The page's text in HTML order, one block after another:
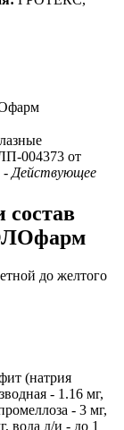
004373 от
- Действующее
до желтого
(натрия
- 1.16 мг,
- 3 мг,
вода д/и - до 1